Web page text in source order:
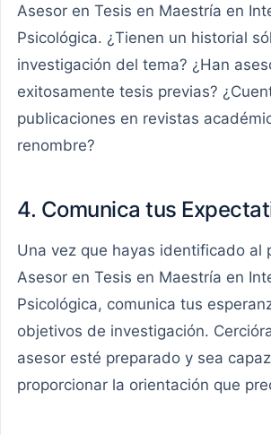
Asesor en Tesis en Maestría en
Psicológica. ¿Tienen un historial
investigación del tema? ¿Han
exitosamente tesis previas?
publicaciones en revistas
renombre?
4. Comunica tus
Una vez que hayas identificado al
Asesor en Tesis en Maestría en
Psicológica, comunica tus
objetivos de investigación.
asesor esté preparado y sea
proporcionar la orientación que